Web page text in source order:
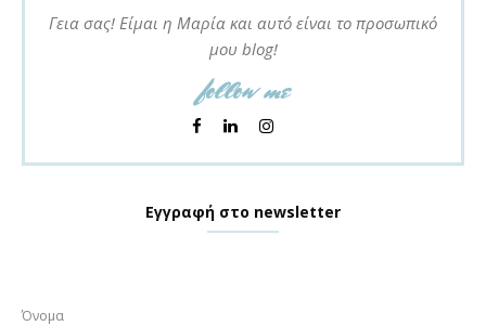
Γεια σας! Είμαι η Μαρία και αυτό είναι το προσωπικό
μου blog!
follow me
Εγγραφή στο newsletter
Όνομα